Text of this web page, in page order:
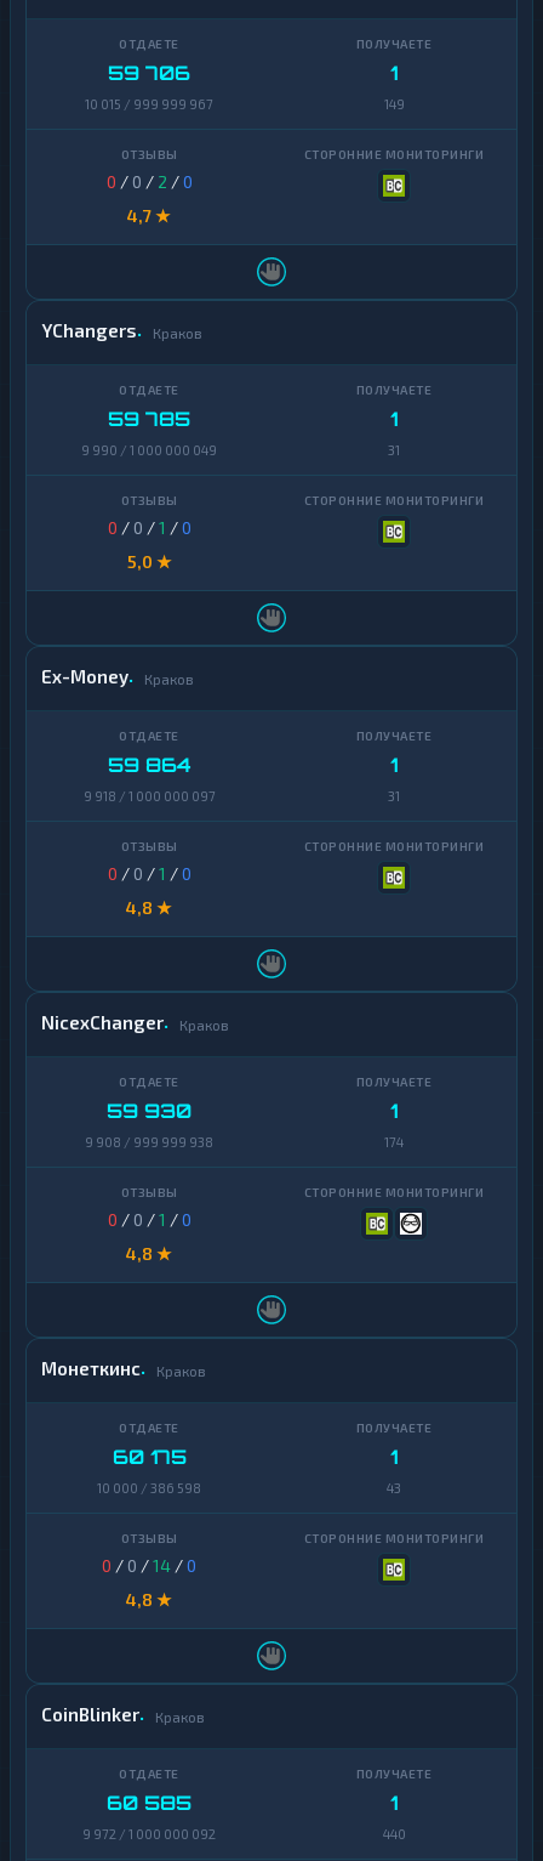
59 706
10 015 / 999 999 967
1
149
0 / 0 / 2 /0
4,7 ★
YChangers Краков
59 785
9 990 / 1 000 000 049
1
31
0 / 0 /1 /0
5,0 ★
Ex-Money Краков
59 864
9 918 / 1 000 000 097
1
31
0 / 0 /1 /0
4,8 ★
NicexChanger Краков
59 930
9 908 / 999 999 938
1
174
0 / 0 /1 /0
4,8 ★
Монеткинс Краков
60 175
10 000 / 386 598
1
43
0 / 0 /14 /0
4,8 ★
CoinBlinker Краков
60 585
9 972 / 1 000 000 092
1
440